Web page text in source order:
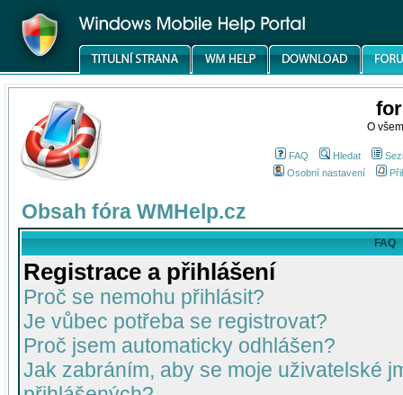
O
FAQ Hledat
Osobní nastavení
Obsah fóra WMHelp.cz
FAQ
Registrace a přihlášení
Proč se nemohu přihlásit?
Je vůbec potřeba se registrovat?
Proč jsem automaticky odhlášen?
Jak zabráním, aby se moje uživatelské